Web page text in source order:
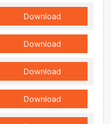
Download
Download
Download
Download